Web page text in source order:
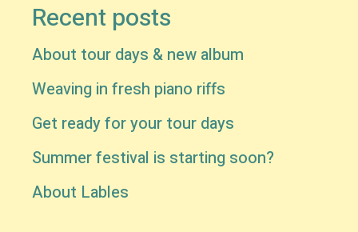
Recent posts
About tour days & new album
Weaving in fresh piano riffs
Get ready for your tour days
Summer festival is starting soon?
About Lables